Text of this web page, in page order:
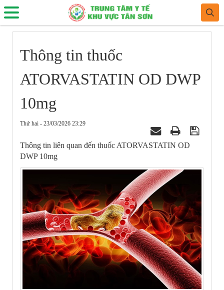
Thông tin thuốc
ATORVASTATIN OD DWP
10mg
Thứ hai - 23/03/2026 23:29
Thông tin liên quan đến thuốc ATORVASTATIN OD
DWP 10mg